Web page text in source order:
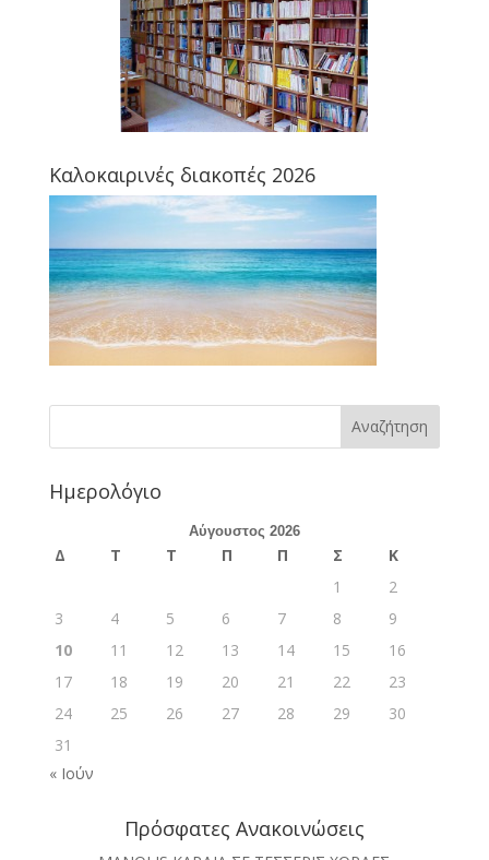
Καλοκαιρινές διακοπές 2026
Ημερολόγιο
Αύγουστος 2026
Δ Τ Τ Π Π Σ
Κ
1
2
3
4 5 6 7 8
9
10
11 12 13 14 15
16
17
18 19 20 21 22
23
24
25 26 27 28 29
30
31
« Ιούν
Πρόσφατες Ανακοινώσεις